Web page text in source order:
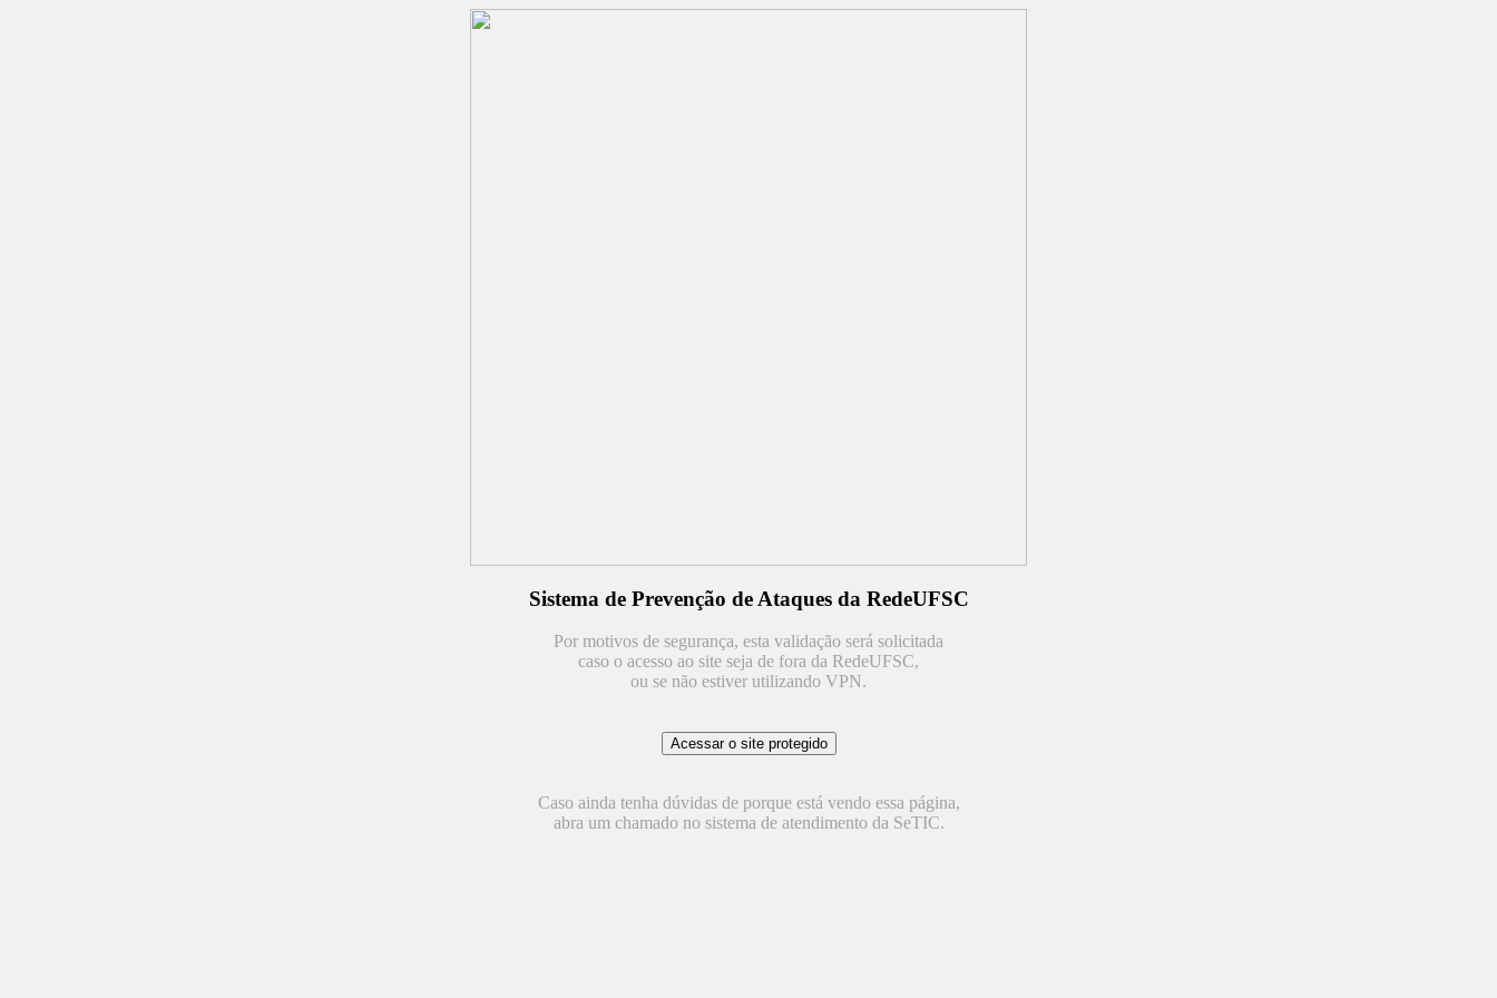
Sistema de Prevenção de Ataques da RedeUFSC
Por motivos de segurança, esta validação será solicitada
caso o acesso ao site seja de fora da RedeUFSC,
ou se não estiver utilizando VPN.
Caso ainda tenha dúvidas de porque está vendo essa página,
abra um chamado no sistema de atendimento da SeTIC.